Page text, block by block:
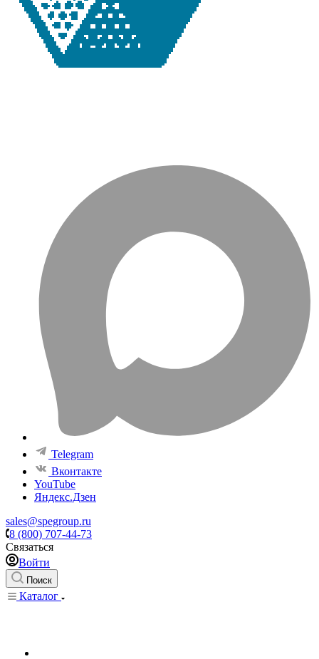
Telegram
Вконтакте
YouTube
Яндекс.Дзен
sales@spegroup.ru
8 (800) 707-44-73
Связаться
Войти
Поиск
Каталог